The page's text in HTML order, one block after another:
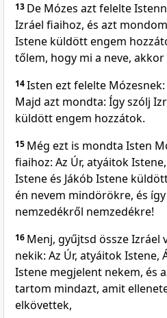
13 De Mózes azt felelte
Izráel fiaihoz, és azt
Istene küldött engem
tőlem, hogy mi a neve,
14Isten ezt felelte
Majd azt mondta: Így szólj
küldött engem hozzátok.
15 Még ezt is mondta Isten
fiaihoz: Az Úr, atyáitok
Istene és Jákób Istene
én nevem mindörökre, és
nemzedékről nemzedékre!
16 Menj, gyűjtsd össze Izráel
nekik: Az Úr, atyáitok Istene,
Istene megjelent nekem, és
tartom mindazt, amit
elkövettek,